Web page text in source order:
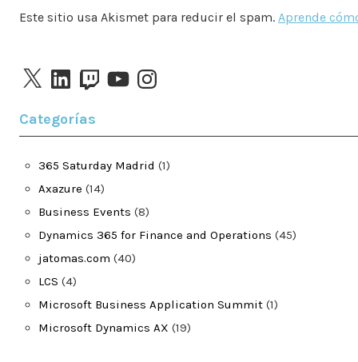
Este sitio usa Akismet para reducir el spam. Aprende
X LinkedInTwitchYouTubeInstagram
Categorías
365 Saturday Madrid (1)
Axazure (14)
Business Events (8)
Dynamics 365 for Finance and Operations (45)
jatomas.com (40)
LCS (4)
Microsoft Business Application Summit (1)
Microsoft Dynamics AX (19)